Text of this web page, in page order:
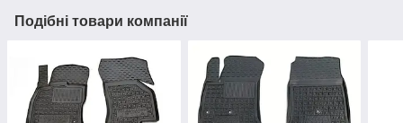
Подібні товари компанії